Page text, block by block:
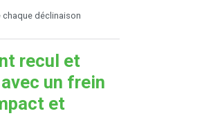
chaque déclinaison
recul et
un frein
et